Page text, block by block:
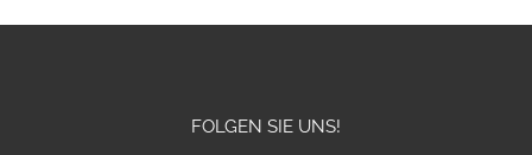
FOLGEN SIE UNS!